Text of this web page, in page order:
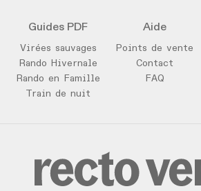
Guides PDF
Virées sauvages
Rando Hivernale
Rando en Famille
Train de nuit
Aide
Points de vente
Contact
FAQ